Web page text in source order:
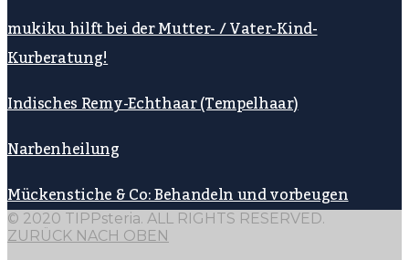
mukiku hilft bei der Mutter- / Vater-Kind-
Kurberatung!
Indisches Remy-Echthaar (Tempelhaar)
Narbenheilung
Mückenstiche & Co: Behandeln und vorbeugen
© 2020 TIPPsteria. ALL RIGHTS RESERVED.
ZURÜCK NACH OBEN